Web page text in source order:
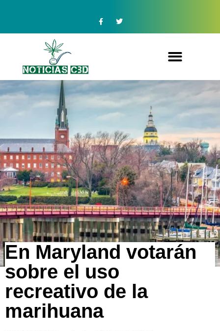
En Maryland votarán
sobre el uso
recreativo de la
marihuana